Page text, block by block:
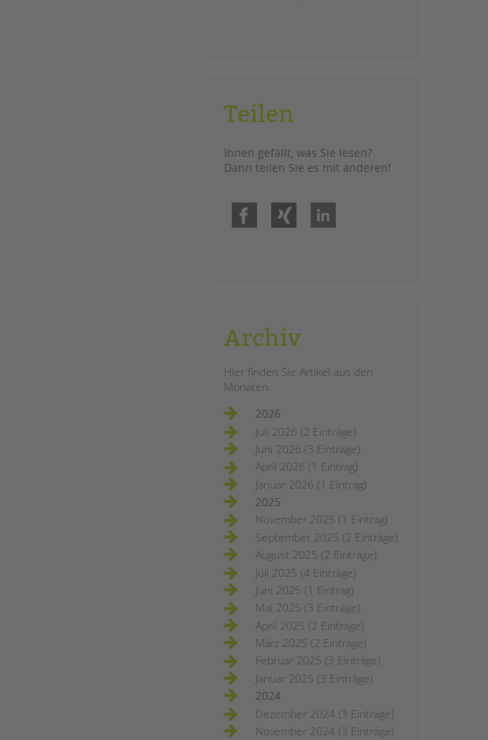
Teilen
Ihnen gefällt, was Sie lesen?
Dann teilen Sie es mit anderen!
Facebook
Archiv
Hier finden Sie Artikel aus den
Monaten
2026
Juli 2026 (2 Einträge)
Juni 2026 (3 Einträge)
April 2026 (1 Eintrag)
Januar 2026 (1 Eintrag)
2025
November 2025 (1 Eintrag)
September 2025 (2 Einträge)
August 2025 (2 Einträge)
Juli 2025 (4 Einträge)
Juni 2025 (1 Eintrag)
Mai 2025 (3 Einträge)
April 2025 (2 Einträge)
März 2025 (2 Einträge)
Februar 2025 (3 Einträge)
Januar 2025 (3 Einträge)
2024
Dezember 2024 (3 Einträge)
November 2024 (3 Einträge)